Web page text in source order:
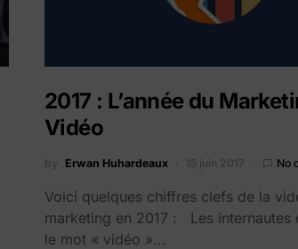
2017 : L’année du
Vidéo
by Erwan Huhardeaux 15 juin 2017 No
Voici quelques chiffres clefs de la
marketing en 2017 : Les internautes
le mot « vidéo »…